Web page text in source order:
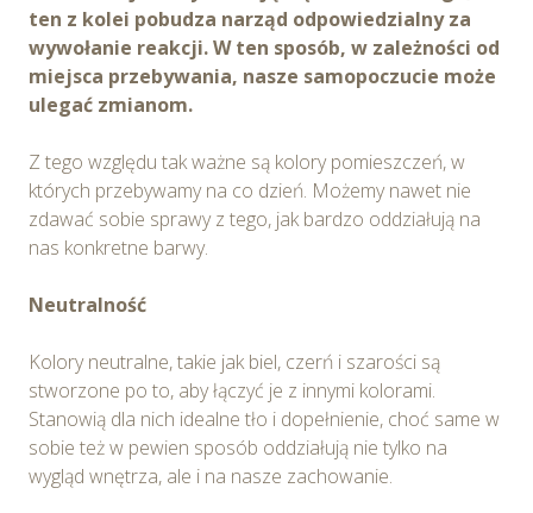
ten z kolei pobudza narząd odpowiedzialny za
wywołanie reakcji. W ten sposób, w zależności od
miejsca przebywania, nasze samopoczucie może
ulegać zmianom.
Z tego względu tak ważne są kolory pomieszczeń, w
których przebywamy na co dzień. Możemy nawet nie
zdawać sobie sprawy z tego, jak bardzo oddziałują na
nas konkretne barwy.
Neutralność
Kolory neutralne, takie jak biel, czerń i szarości są
stworzone po to, aby łączyć je z innymi kolorami.
Stanowią dla nich idealne tło i dopełnienie, choć same w
sobie też w pewien sposób oddziałują nie tylko na
wygląd wnętrza, ale i na nasze zachowanie.